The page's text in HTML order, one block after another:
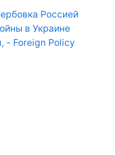
Россией
в Украине
- Foreign Policy